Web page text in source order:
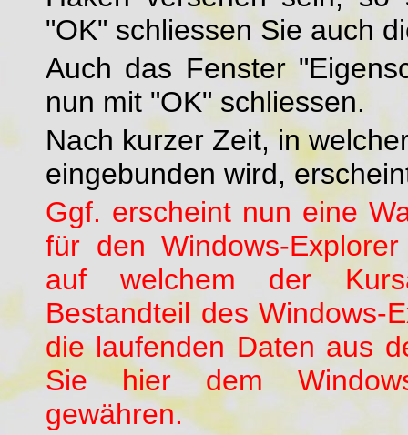
"OK" schliessen Sie auch
Auch das Fenster
nun mit "OK" schliessen.
Nach kurzer Zeit, in
eingebunden wird,
Ggf. erscheint nun eine
für den Windows-
auf welchem der
Bestandteil des Windows-
die laufenden Daten aus
Sie hier dem
gewähren.